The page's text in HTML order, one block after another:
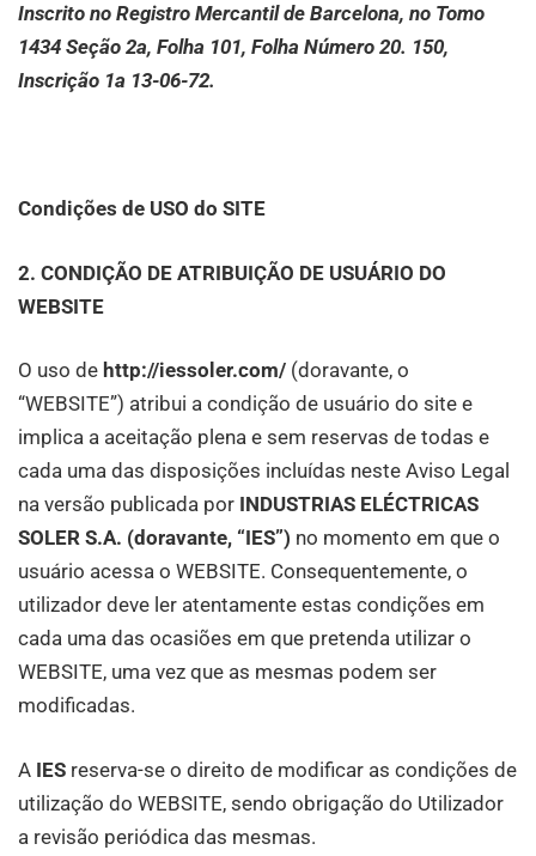
Inscrito no Registro Mercantil de Barcelona, ​​​​no Tomo
1434 Seção 2a, Folha 101, Folha Número 20. 150,
Inscrição 1a 13-06-72.
Condições de USO do SITE
2. CONDIÇÃO DE ATRIBUIÇÃO DE USUÁRIO DO
WEBSITE
O uso de http://iessoler.com/ (doravante, o
“WEBSITE”) atribui a condição de usuário do site e
implica a aceitação plena e sem reservas de todas e
cada uma das disposições incluídas neste Aviso Legal
na versão publicada por INDUSTRIAS ELÉCTRICAS
SOLER S.A. (doravante, “IES”) no momento em que o
usuário acessa o WEBSITE. Consequentemente, o
utilizador deve ler atentamente estas condições em
cada uma das ocasiões em que pretenda utilizar o
WEBSITE, uma vez que as mesmas podem ser
modificadas.
A IES reserva-se o direito de modificar as condições de
utilização do WEBSITE, sendo obrigação do Utilizador
a revisão periódica das mesmas.